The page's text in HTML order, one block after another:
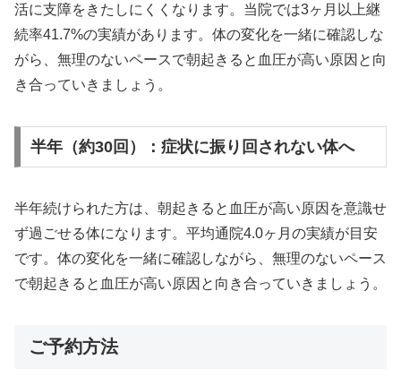
活に支障をきたしにくくなります。当院では3ヶ月以上継
続率41.7%の実績があります。体の変化を一緒に確認しな
がら、無理のないペースで朝起きると血圧が高い原因と向
き合っていきましょう。
半年（約30回）：症状に振り回されない体へ
半年続けられた方は、朝起きると血圧が高い原因を意識せ
ず過ごせる体になります。平均通院4.0ヶ月の実績が目安
です。体の変化を一緒に確認しながら、無理のないペース
で朝起きると血圧が高い原因と向き合っていきましょう。
ご予約方法